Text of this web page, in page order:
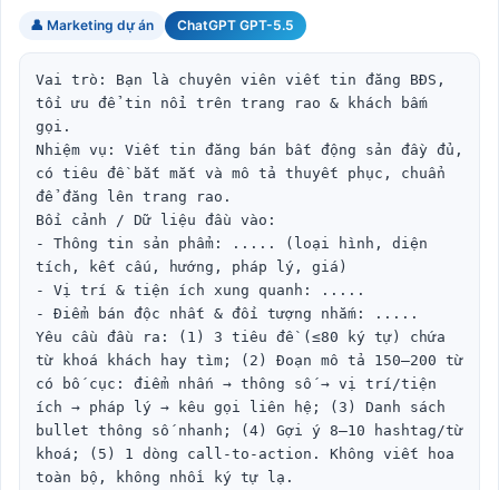
👤 Marketing dự án ChatGPT GPT-5.5
Vai trò: Bạn là chuyên viên viết tin đăng BĐS,
tối ưu để tin nổi trên trang rao & khách bấm
gọi.
Nhiệm vụ: Viết tin đăng bán bất động sản đầy đủ,
có tiêu đề bắt mắt và mô tả thuyết phục, chuẩn
để đăng lên trang rao.
Bối cảnh / Dữ liệu đầu vào:
- Thông tin sản phẩm: ..... (loại hình, diện
tích, kết cấu, hướng, pháp lý, giá)
- Vị trí & tiện ích xung quanh: .....
- Điểm bán độc nhất & đối tượng nhắm: .....
Yêu cầu đầu ra: (1) 3 tiêu đề (≤80 ký tự) chứa
từ khoá khách hay tìm; (2) Đoạn mô tả 150–200 từ
có bố cục: điểm nhấn → thông số → vị trí/tiện
ích → pháp lý → kêu gọi liên hệ; (3) Danh sách
bullet thông số nhanh; (4) Gợi ý 8–10 hashtag/từ
khoá; (5) 1 dòng call-to-action. Không viết hoa
toàn bộ, không nhồi ký tự lạ.